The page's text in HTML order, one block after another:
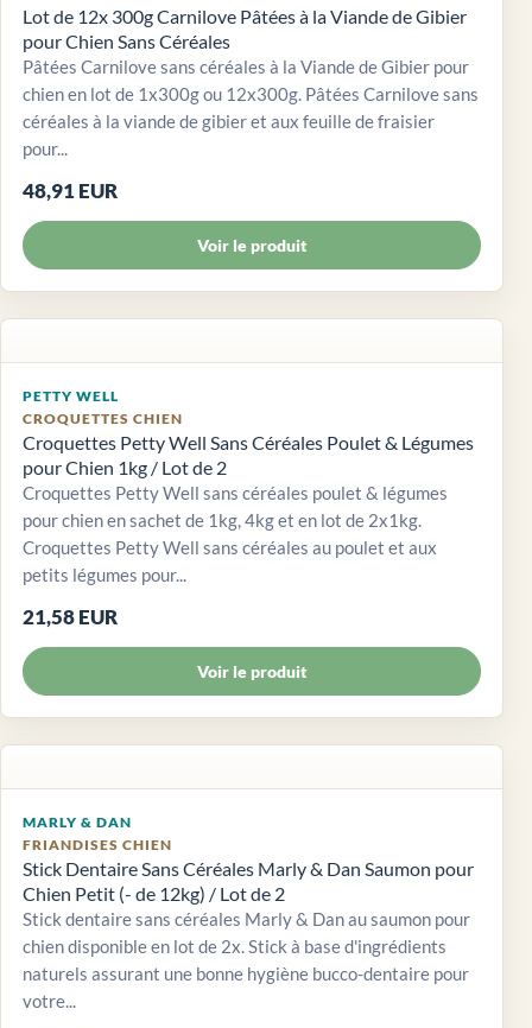
Lot de 12x 300g Carnilove Pâtées à la Viande de Gibier
pour Chien Sans Céréales
Pâtées Carnilove sans céréales à la Viande de Gibier pour
chien en lot de 1x300g ou 12x300g. Pâtées Carnilove sans
céréales à la viande de gibier et aux feuille de fraisier
pour...
48,91 EUR
Voir le produit
PETTY WELL
CROQUETTES CHIEN
Croquettes Petty Well Sans Céréales Poulet & Légumes
pour Chien 1kg / Lot de 2
Croquettes Petty Well sans céréales poulet & légumes
pour chien en sachet de 1kg, 4kg et en lot de 2x1kg.
Croquettes Petty Well sans céréales au poulet et aux
petits légumes pour...
21,58 EUR
Voir le produit
MARLY & DAN
FRIANDISES CHIEN
Stick Dentaire Sans Céréales Marly & Dan Saumon pour
Chien Petit (- de 12kg) / Lot de 2
Stick dentaire sans céréales Marly & Dan au saumon pour
chien disponible en lot de 2x. Stick à base d'ingrédients
naturels assurant une bonne hygiène bucco-dentaire pour
votre...